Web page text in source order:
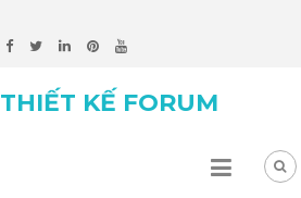
KẾ FORUM